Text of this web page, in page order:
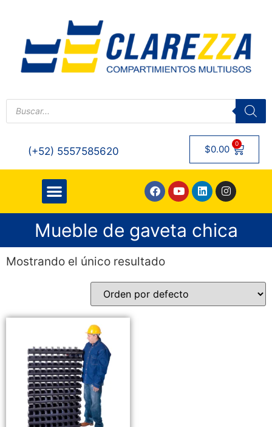
(+52) 5557585620 $0.00
0
Mueble de gaveta chica
Mostrando el único resultado